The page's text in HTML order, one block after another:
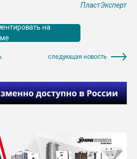
ПластЭксперт
на
следующая новость